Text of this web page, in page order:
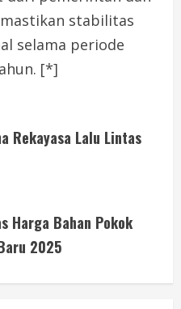
stabilitas
selama periode
[*]
Rekayasa Lalu Lintas
Harga Bahan Pokok
2025